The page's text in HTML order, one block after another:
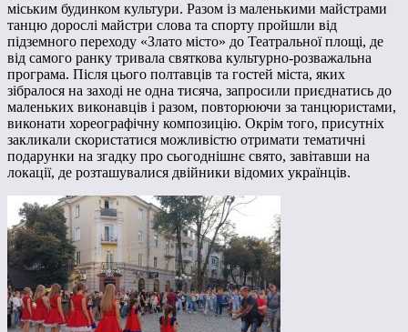
міським будинком культури. Разом із маленькими майстрами
танцю дорослі майстри слова та спорту пройшли від
підземного переходу «Злато місто» до Театральної площі, де
від самого ранку тривала святкова культурно-розважальна
програма. Після цього полтавців та гостей міста, яких
зібралося на заході не одна тисяча, запросили приєднатись до
маленьких виконавців і разом, повторюючи за танцюристами,
виконати хореографічну композицію. Окрім того, присутніх
закликали скористатися можливістю отримати тематичні
подарунки на згадку про сьогоднішнє свято, завітавши на
локації, де розташувалися двійники відомих українців.